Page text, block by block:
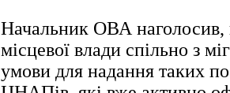
Начальник ОВА наголосив,
місцевої влади спільно з
умови для надання таких